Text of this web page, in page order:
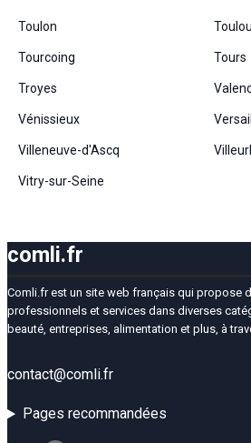
Toulon
Tourcoing Tours
Troyes
Vénissieux
Villeneuve-d'Ascq
Vitry-sur-Seine
comli.fr
Comli.fr est un site web français qui propose
professionnels et services dans diverses
beauté, entreprises, alimentation et plus, à
contact@comli.fr
Pages recommandées